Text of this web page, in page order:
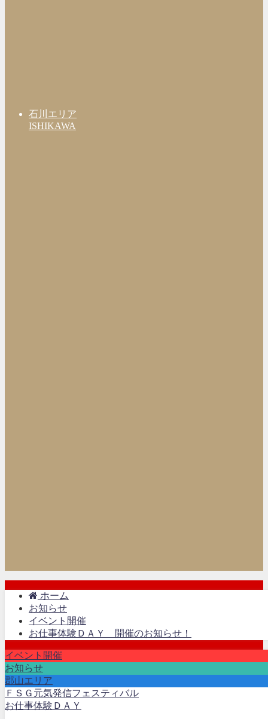
石川エリア
ISHIKAWA
ホーム
お知らせ
イベント開催
お仕事体験ＤＡＹ 開催のお知らせ！
イベント開催
お知らせ
郡山エリア
ＦＳＧ元気発信フェスティバル
お仕事体験ＤＡＹ